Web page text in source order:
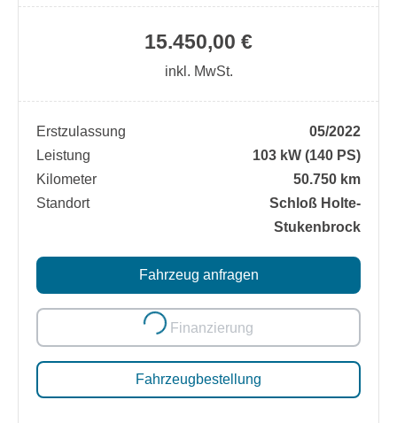
15.450,00 €
inkl. MwSt.
Erstzulassung
05/2022
Leistung
103 kW (140 PS)
Kilometer
50.750 km
Standort
Schloß Holte-
Stukenbrock
Fahrzeug anfragen
Loading...Finanzierung
Fahrzeugbestellung